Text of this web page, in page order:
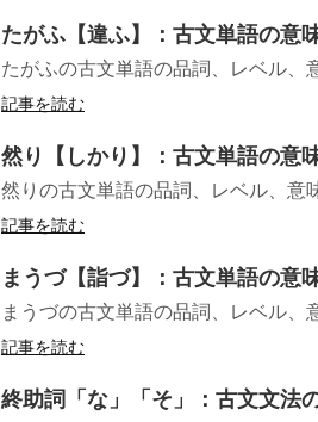
たがふ【違ふ】：古文単語の意
たがふの古文単語の品詞、レベル、
記事を読む
然り【しかり】：古文単語の意
然りの古文単語の品詞、レベル、意
記事を読む
まうづ【詣づ】：古文単語の意
まうづの古文単語の品詞、レベル、
記事を読む
終助詞「な」「そ」：古文文法